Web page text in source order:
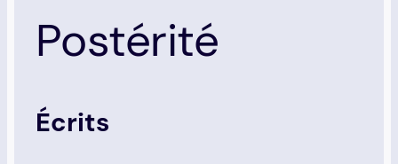
Postérité
Écrits